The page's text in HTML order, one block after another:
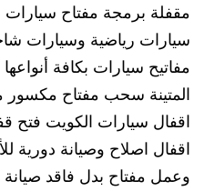
مقفلة برمجة مفتاح سيارات
سيارات رياضية وسيارات
مفاتيح سيارات بكافة
المتينة سحب مفتاح
اقفال سيارات الكويت فتح
اقفال اصلاح وصيانة دورية
وعمل مفتاح بدل فاقد